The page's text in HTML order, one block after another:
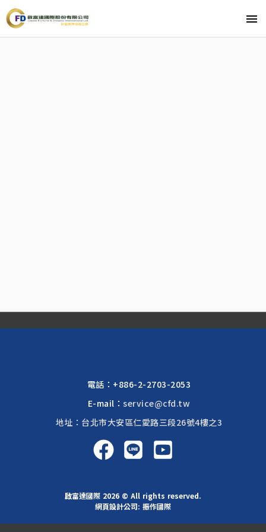
電話： +886-2-2703-2053
E-mail：service@cfd.tw
地址：台北市大安區仁愛路三段26號4樓之3
啟富達國際 2026 © All rights reserved.
網頁設計公司: 振作國際